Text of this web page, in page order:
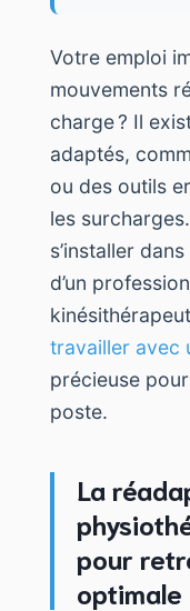
Votre emploi
mouvements
charge ? Il
adaptés,
ou des outils
les
s’installer
d’un
travailler avec
précieuse
poste.
La
pour
optimale